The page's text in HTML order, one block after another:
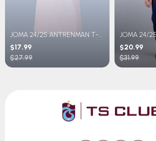
JOMA 24/25 ANTRENMAN T-SHIRT GENÇ
$17.99
$27.99
$20.99
$31.99